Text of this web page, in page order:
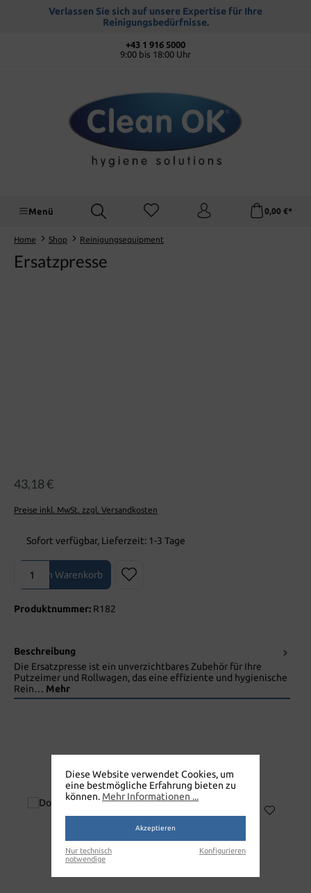
springenVerlassen Sie sich auf unsere Expertise für Ihre
Reinigungsbedürfnisse.
+43 1 916 5000
9:00 bis 18:00 Uhr
Menü 0,00 €*
Home Shop Reinigungsequipment
Ersatzpresse
43,18 €
Preise inkl. MwSt. zzgl. Versandkosten
Sofort verfügbar, Lieferzeit: 1-3 Tage
Produkt Anzahl: Gib den gewünschten Wert ein oder benutze die
In den Warenkorb
Produktnummer: R182
Beschreibung
Die Ersatzpresse ist ein unverzichtbares Zubehör für Ihre
Putzeimer und Rollwagen, das eine effiziente und hygienische
Rein… Mehr
ERSATZPRESSE
Diese Website verwendet Cookies, um
eine bestmögliche Erfahrung bieten zu
können. Mehr Informationen ...
Akzeptieren
Nur technisch
notwendige
Konfigurieren